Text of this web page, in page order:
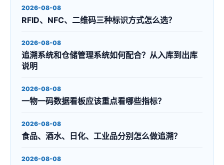
2026-08-08
RFID、NFC、二维码三种标识方式怎么选？
2026-08-08
追溯系统和仓储管理系统如何配合？从入库到出库
说明
2026-08-08
一物一码数据看板应该重点看哪些指标？
2026-08-08
食品、酒水、日化、工业品分别怎么做追溯？
2026-08-08